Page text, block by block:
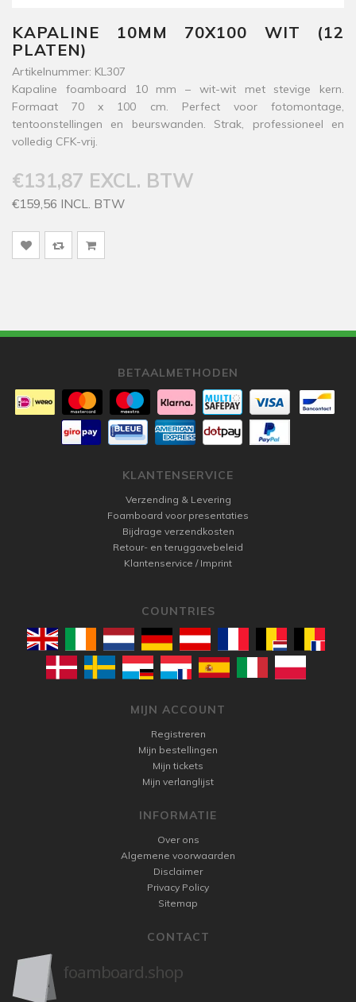
KAPALINE 10MM 70X100 WIT (12
PLATEN)
Artikelnummer: KL307
Kapaline foamboard 10 mm – wit-wit met stevige kern.
Formaat 70 x 100 cm. Perfect voor fotomontage,
tentoonstellingen en beurswanden. Strak, professioneel en
volledig CFK-vrij.
€131,87 EXCL. BTW
€159,56 INCL. BTW
BETAALMETHODEN
KLANTENSERVICE
Verzending & Levering
Foamboard voor presentaties
Bijdrage verzendkosten
Retour- en teruggavebeleid
Klantenservice / Imprint
COUNTRIES
MIJN ACCOUNT
Registreren
Mijn bestellingen
Mijn tickets
Mijn verlanglijst
INFORMATIE
Over ons
Algemene voorwaarden
Disclaimer
Privacy Policy
Sitemap
CONTACT